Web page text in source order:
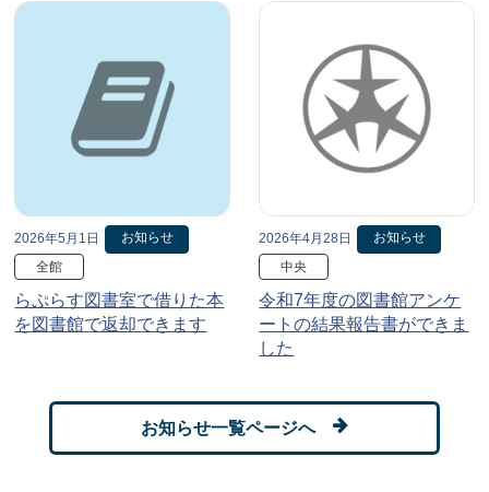
2026年5月1日
お知らせ
全館
らぷらす図書室で借りた本
を図書館で返却できます
2026年4月28日
お知らせ
中央
令和7年度の図書館アンケ
ートの結果報告書ができま
した
お知らせ一覧ページへ